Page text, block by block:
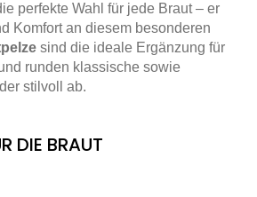
perfekte Wahl für jede Braut – er
Komfort an diesem besonderen
sind die ideale Ergänzung für
runden klassische sowie
stilvoll ab.
DIE BRAUT